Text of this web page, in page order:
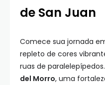
de San Juan
Comece sua jornada
repleto de cores
ruas de
del Morro, uma